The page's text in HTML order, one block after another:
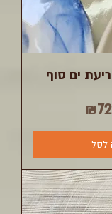
ים סוף
לסל